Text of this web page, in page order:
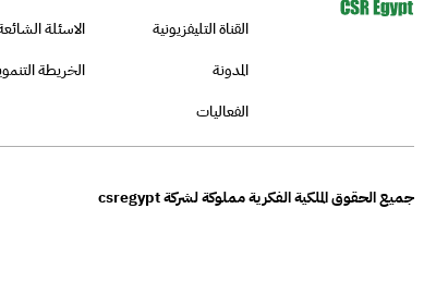
القناة التليفزيونية
الاسئلة
المدونة
الخريطة
الفعاليات
جميع الحقوق الملكية الفكرية مملوكة لشركة csregypt